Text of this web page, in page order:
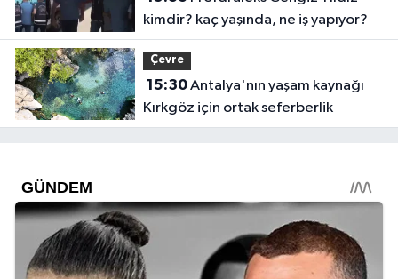
kimdir? kaç yaşında, ne iş yapıyor?
Çevre
15:30Antalya'nın yaşam kaynağı
Kırkgöz için ortak seferberlik